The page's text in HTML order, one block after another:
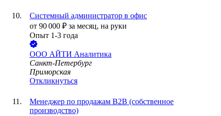
Системный администратор в офис
от 90 000 ₽ за месяц, на руки
Опыт 1-3 года
ООО АЙТИ Аналитика
Санкт-Петербург
Приморская
Откликнуться
Менеджер по продажам B2B (собственное
производство)